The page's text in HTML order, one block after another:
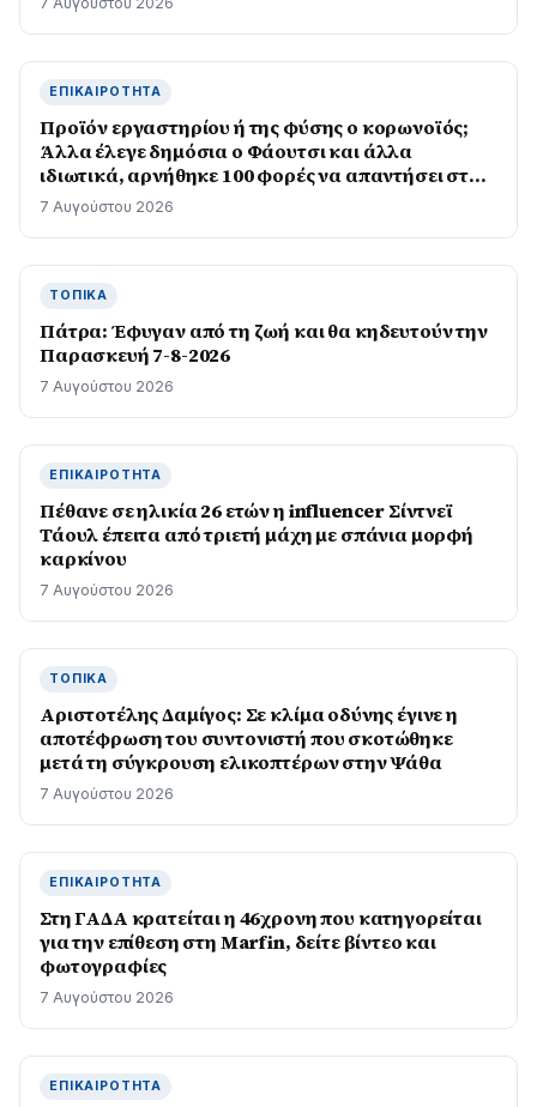
ΕΠΙΚΑΙΡΌΤΗΤΑ
Προϊόν εργαστηρίου ή της φύσης ο κορωνοϊός;
Άλλα έλεγε δημόσια ο Φάουτσι και άλλα
ιδιωτικά, αρνήθηκε 100 φορές να απαντήσει στο
Κογκρέσο
7 Αυγούστου 2026
ΤΟΠΙΚΆ
Πάτρα: Έφυγαν από τη ζωή και θα κηδευτούν την
Παρασκευή 7-8-2026
7 Αυγούστου 2026
ΕΠΙΚΑΙΡΌΤΗΤΑ
Πέθανε σε ηλικία 26 ετών η influencer Σίντνεϊ
Τάουλ έπειτα από τριετή μάχη με σπάνια μορφή
καρκίνου
7 Αυγούστου 2026
ΤΟΠΙΚΆ
Αριστοτέλης Δαμίγος: Σε κλίμα οδύνης έγινε η
αποτέφρωση του συντονιστή που σκοτώθηκε
μετά τη σύγκρουση ελικοπτέρων στην Ψάθα
7 Αυγούστου 2026
ΕΠΙΚΑΙΡΌΤΗΤΑ
Στη ΓΑΔΑ κρατείται η 46χρονη που κατηγορείται
για την επίθεση στη Marfin, δείτε βίντεο και
φωτογραφίες
7 Αυγούστου 2026
ΕΠΙΚΑΙΡΌΤΗΤΑ